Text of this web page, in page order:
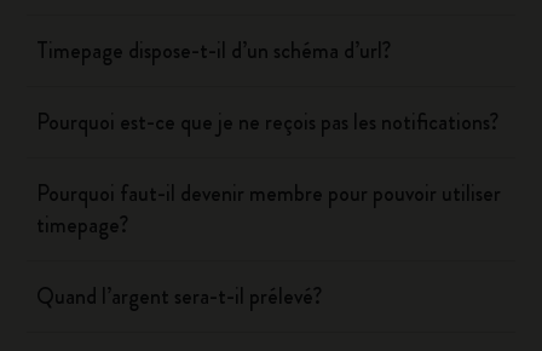
Timepage dispose-t-il d’un schéma d’url?
Pourquoi est-ce que je ne reçois pas les notifications?
Pourquoi faut-il devenir membre pour pouvoir utiliser
timepage?
Quand l’argent sera-t-il prélevé?